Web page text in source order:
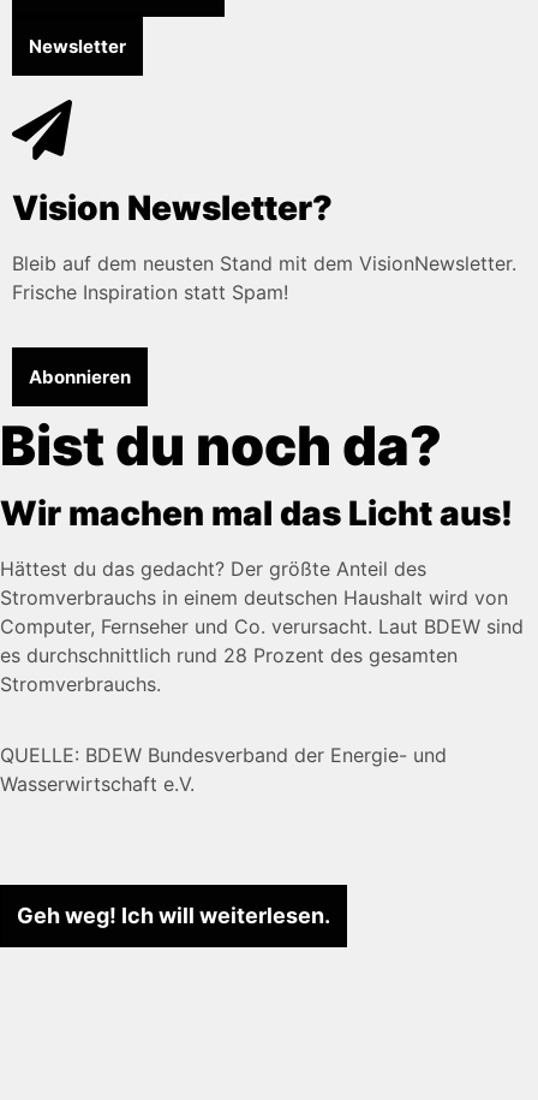
Newsletter
Vision Newsletter?
Bleib auf dem neusten Stand mit dem VisionNewsletter.
Frische Inspiration statt Spam!
Abonnieren
Bist du noch da?
Wir machen mal das Licht aus!
Hättest du das gedacht? Der größte Anteil des
Stromverbrauchs in einem deutschen Haushalt wird von
Computer, Fernseher und Co. verursacht. Laut BDEW sind
es durchschnittlich rund 28 Prozent des gesamten
Stromverbrauchs.
QUELLE: BDEW Bundesverband der Energie- und
Wasserwirtschaft e.V.
Geh weg! Ich will weiterlesen.